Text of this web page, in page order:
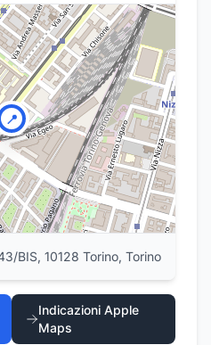
📍
BIS, 10128 Torino, Torino
Indicazioni Apple
Maps